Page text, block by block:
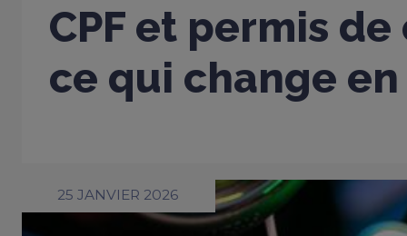
CPF et permis
ce qui change
25 JANVIER 2026